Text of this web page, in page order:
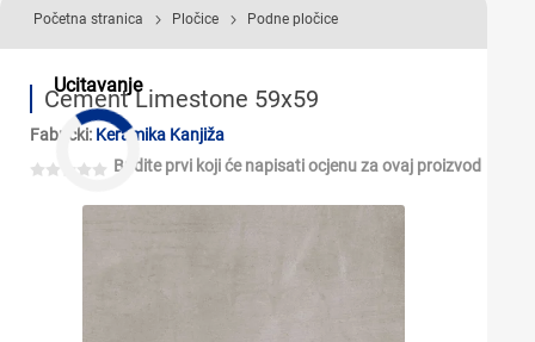
Ucitavanje
Početna stranica Pločice Podne pločice
Cement Limestone 59x59
Fabrički: Keramika Kanjiža
Budite prvi koji će napisati ocjenu za ovaj proizvod